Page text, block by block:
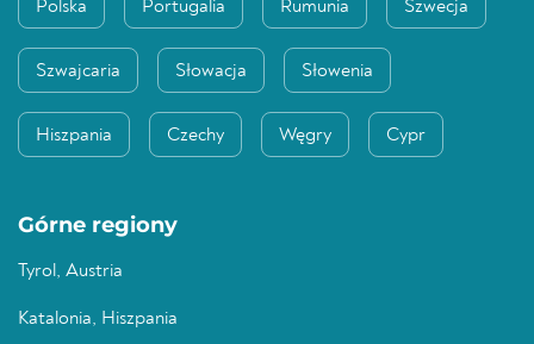
Polska Portugalia Rumunia Szwecja
Szwajcaria Słowacja Słowenia
Hiszpania Czechy Węgry Cypr
Górne regiony
Tyrol, Austria
Katalonia, Hiszpania